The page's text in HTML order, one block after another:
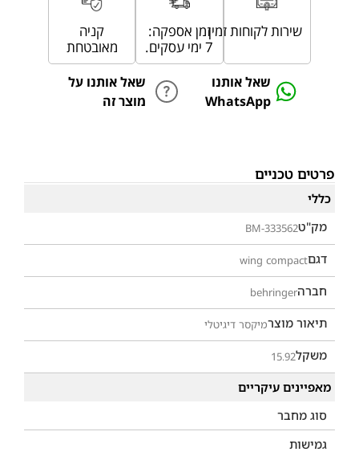
קניה
מאובטחת
זמן אספקה:
7 ימי עסקים.
שירות לקוחות זמין
שאל אותנו
WhatsApp
שאל אותנו על
מוצר זה
פרטים טכניים
כללי
מק"טBM-333562
דגםwing compact
חברהbehringer
תיאור מוצרמיקסר דיגיטלי
משקל15.92
מאפיינים עיקריים
סוג מחבר
גמישות